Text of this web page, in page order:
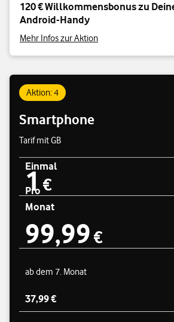
120 € Willkommensbonus zu
Android-Handy
Mehr Infos zur Aktion
Aktion: 4
Smartphone
Tarif mit GB
Preisübersicht
Einmal
1 € einmal
1€
Pro
Monat
99,99 € pro Monat
99,99 €
ab dem 7. Monat
37,99 €